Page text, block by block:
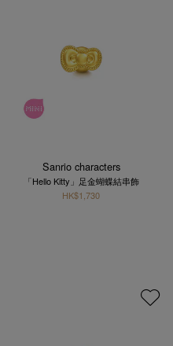
Sanrio characters
「Hello Kitty」足金蝴蝶結串飾
HK$1,730